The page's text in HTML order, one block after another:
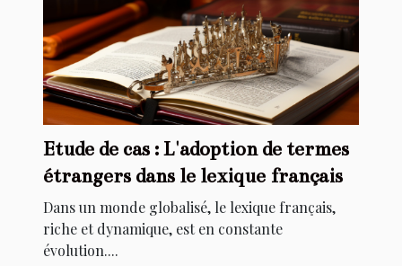
Etude de cas : L'adoption de termes
étrangers dans le lexique français
Dans un monde globalisé, le lexique français,
riche et dynamique, est en constante
évolution....